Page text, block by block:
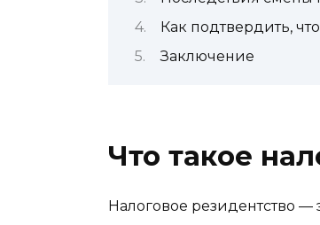
Как подтвердить,
Заключение
Что такое
Налоговое резидентство —